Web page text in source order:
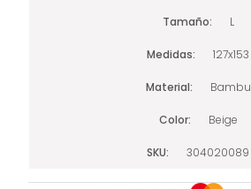
Tamaño L
Medidas 127x153
Material Bambu
Color Beige
SKU 304020089